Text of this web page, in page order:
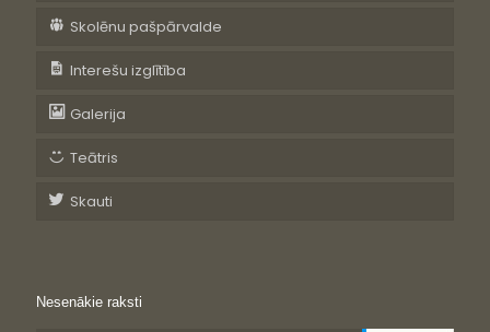
Skolēnu pašpārvalde
Interešu izglītība
Galerija
Teātris
Skauti
Nesenākie raksti